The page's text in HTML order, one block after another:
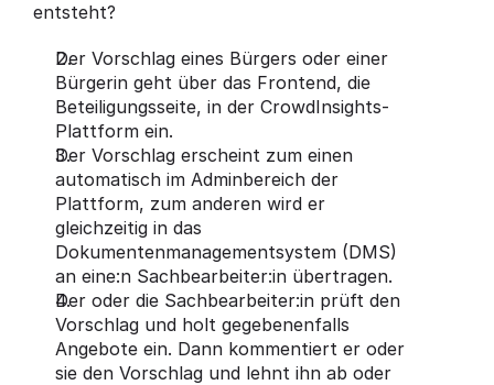
entsteht?
Der Vorschlag eines Bürgers oder einer
Bürgerin geht über das Frontend, die
Beteiligungsseite, in der CrowdInsights-
Plattform ein.
Der Vorschlag erscheint zum einen
automatisch im Adminbereich der
Plattform, zum anderen wird er
gleichzeitig in das
Dokumentenmanagementsystem (DMS)
an eine:n Sachbearbeiter:in übertragen.
Der oder die Sachbearbeiter:in prüft den
Vorschlag und holt gegebenenfalls
Angebote ein. Dann kommentiert er oder
sie den Vorschlag und lehnt ihn ab oder